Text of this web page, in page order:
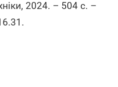
2024. – 504 c. –